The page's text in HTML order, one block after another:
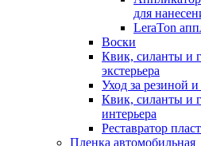
для
LeraTon
Воски
Квик, силанты и
экстерьера
Уход за резиной
Квик, силанты и
интерьера
Реставратор
Пленка автомобильная